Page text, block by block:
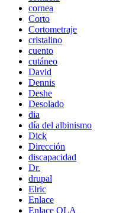
cornea
Corto
Cortometraje
cristalino
cuento
cutáneo
David
Dennis
Deshe
Desolado
dia
día del albinismo
Dick
Dirección
discapacidad
Dr.
drupal
Elric
Enlace
Enlace OLA